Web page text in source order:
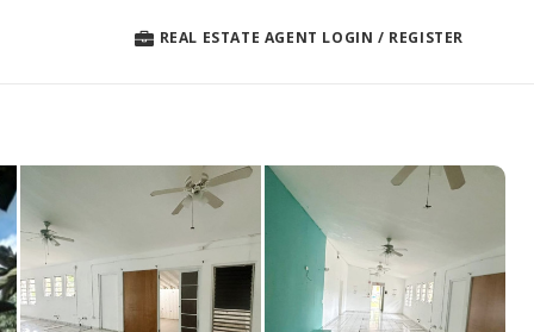
REAL ESTATE AGENT LOGIN / REGISTER